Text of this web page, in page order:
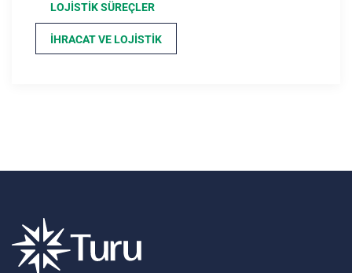
LOJISTIK SÜREÇLER
İHRACAT VE LOJISTIK